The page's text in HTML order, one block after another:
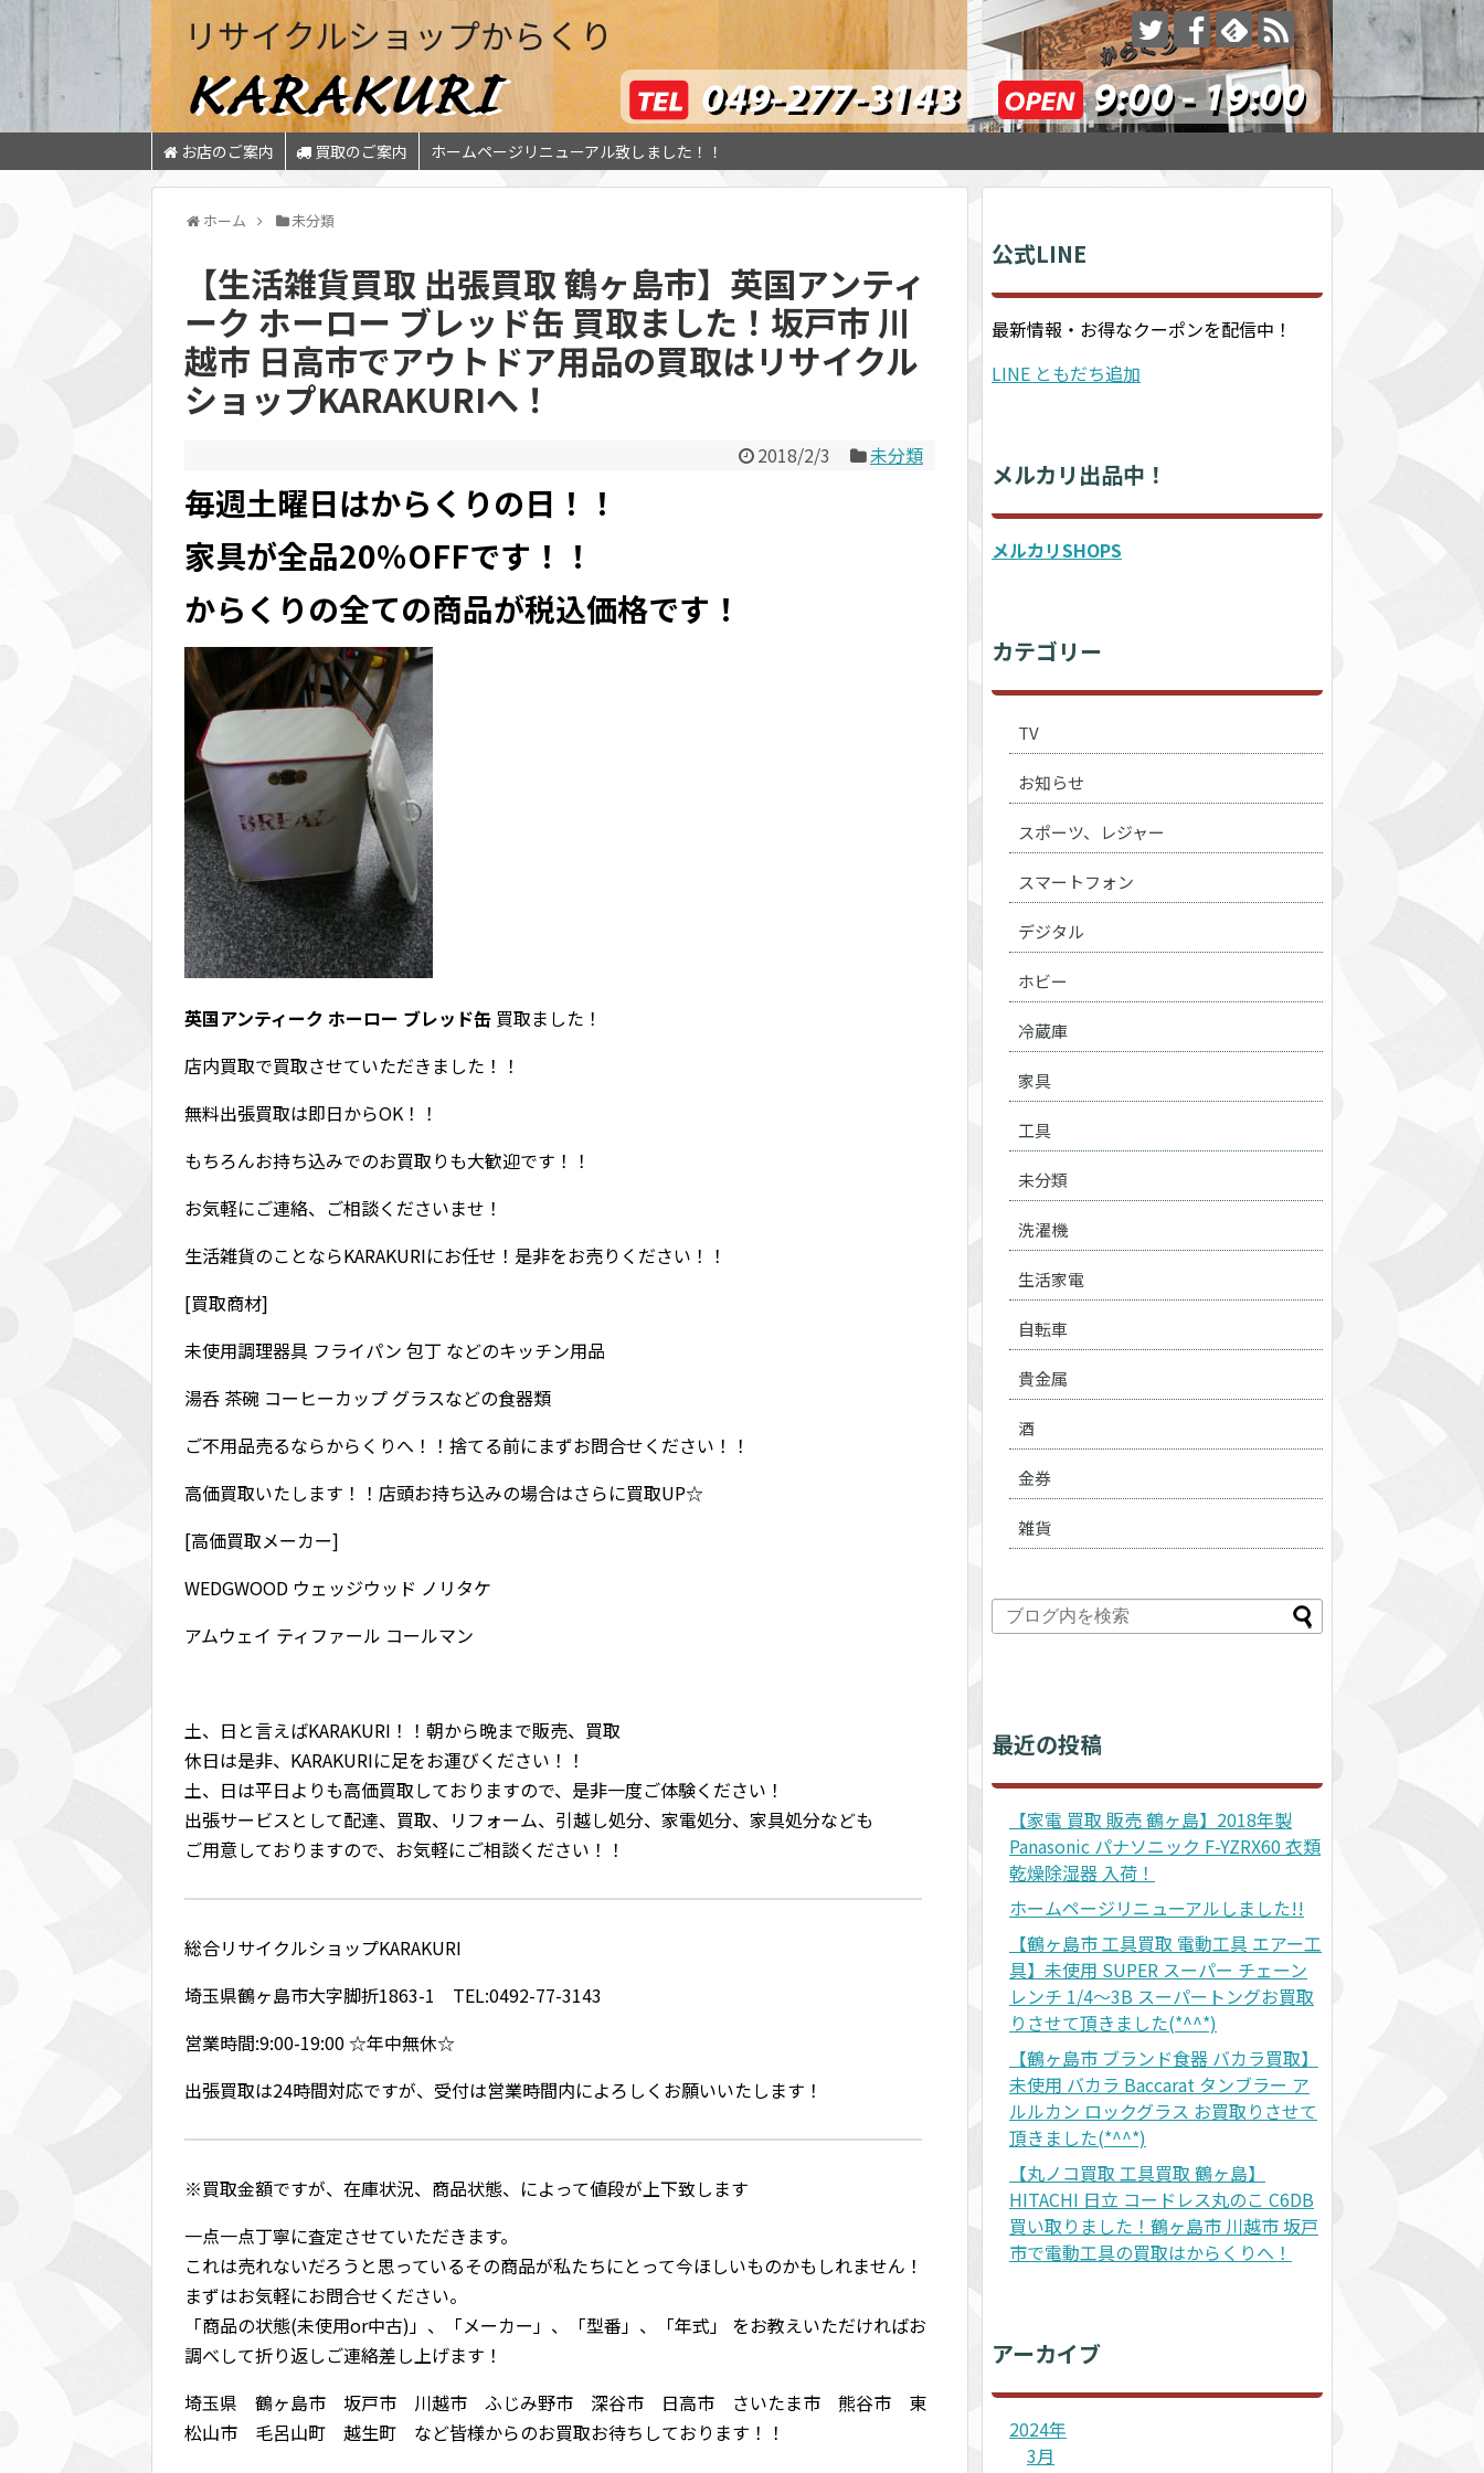
リサイクルショップからくり
お店のご案内 買取のご案内 ホームページリニューアル致しました！！
ホーム 未分類
【生活雑貨買取 出張買取 鶴ヶ島市】英国アンティ
ーク ホーロー ブレッド缶 買取ました！坂戸市 川
越市 日高市でアウトドア用品の買取はリサイクル
ショップKARAKURIへ！
2018/2/3 未分類
毎週土曜日はからくりの日！！
家具が全品20％OFFです！！
からくりの全ての商品が税込価格です！
英国アンティーク ホーロー ブレッド缶 買取ました！
店内買取で買取させていただきました！！
無料出張買取は即日からOK！！
もちろんお持ち込みでのお買取りも大歓迎です！！
お気軽にご連絡、ご相談くださいませ！
生活雑貨のことならKARAKURIにお任せ！是非をお売りください！！
[買取商材]
未使用調理器具 フライパン 包丁 などのキッチン用品
湯呑 茶碗 コーヒーカップ グラスなどの食器類
ご不用品売るならからくりへ！！捨てる前にまずお問合せください！！
高価買取いたします！！店頭お持ち込みの場合はさらに買取UP☆
[高価買取メーカー]
WEDGWOOD ウェッジウッド ノリタケ
アムウェイ ティファール コールマン
土、日と言えばKARAKURI！！朝から晩まで販売、買取
休日は是非、KARAKURIに足をお運びください！！
土、日は平日よりも高価買取しておりますので、是非一度ご体験ください！
出張サービスとして配達、買取、リフォーム、引越し処分、家電処分、家具処分なども
ご用意しておりますので、お気軽にご相談ください！！
総合リサイクルショップKARAKURI
埼玉県鶴ヶ島市大字脚折1863-1 TEL:0492-77-3143
営業時間:9:00-19:00 ☆年中無休☆
出張買取は24時間対応ですが、受付は営業時間内によろしくお願いいたします！
※買取金額ですが、在庫状況、商品状態、によって値段が上下致します
一点一点丁寧に査定させていただきます。
これは売れないだろうと思っているその商品が私たちにとって今ほしいものかもしれません！
まずはお気軽にお問合せください。
「商品の状態(未使用or中古)」、「メーカー」、「型番」、「年式」 をお教えいただければお
調べして折り返しご連絡差し上げます！
埼玉県 鶴ヶ島市 坂戸市 川越市 ふじみ野市 深谷市 日高市 さいたま市 熊谷市 東
松山市 毛呂山町 越生町 など皆様からのお買取お待ちしております！！
公式LINE
最新情報・お得なクーポンを配信中！
LINE ともだち追加
メルカリ出品中！
メルカリSHOPS
カテゴリー
TV
お知らせ
スポーツ、レジャー
スマートフォン
デジタル
ホビー
冷蔵庫
家具
工具
未分類
洗濯機
生活家電
自転車
貴金属
酒
金券
雑貨
最近の投稿
【家電 買取 販売 鶴ヶ島】2018年製
Panasonic パナソニック F-YZRX60 衣類
乾燥除湿器 入荷！
ホームページリニューアルしました!!
【鶴ヶ島市 工具買取 電動工具 エアー工
具】未使用 SUPER スーパー チェーン
レンチ 1/4～3B スーパートングお買取
りさせて頂きました(*^^*)
【鶴ヶ島市 ブランド食器 バカラ買取】
未使用 バカラ Baccarat タンブラー ア
ルルカン ロックグラス お買取りさせて
頂きました(*^^*)
【丸ノコ買取 工具買取 鶴ヶ島】
HITACHI 日立 コードレス丸のこ C6DB
買い取りました！鶴ヶ島市 川越市 坂戸
市で電動工具の買取はからくりへ！
アーカイブ
2024年
3月